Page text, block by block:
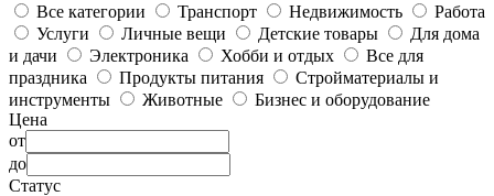
Все категории
Транспорт Недвижимость
Работа
Услуги
Личные вещи Детские товары
Для дома
и дачи
Электроника Хобби и отдых
Все для
праздника
Продукты питания
Стройматериалы и
инструменты
Животные
Бизнес и оборудование
Цена
от
до
Статус